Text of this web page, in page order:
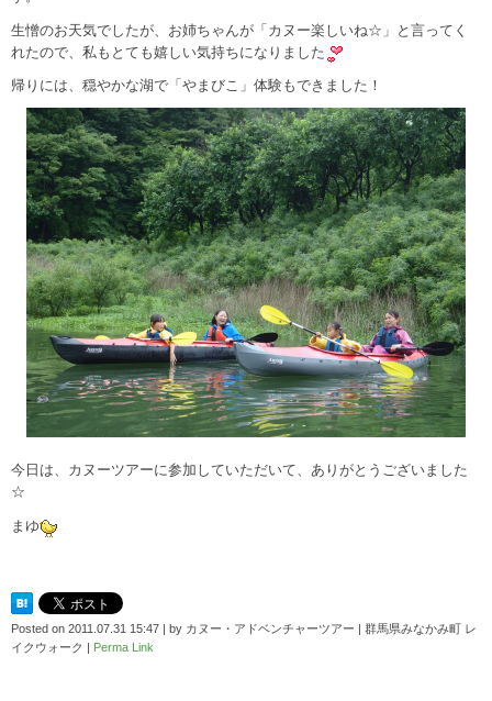
生憎のお天気でしたが、お姉ちゃんが「カヌー楽しいね☆」と言ってく
れたので、私もとても嬉しい気持ちになりました
帰りには、穏やかな湖で「やまびこ」体験もできました！
今日は、カヌーツアーに参加していただいて、ありがとうございました
☆
まゆ
Posted on 2011.07.31 15:47 | by カヌー・アドベンチャーツアー | 群馬県みなかみ町 レ
イクウォーク | Perma Link